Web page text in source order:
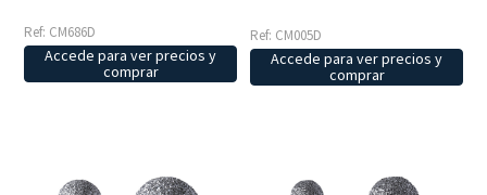
Ref: CM686D
Accede para ver precios y
comprar
Ref: CM005D
Accede para ver precios y
comprar